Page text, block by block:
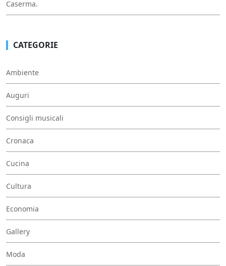
Caserma.
CATEGORIE
Ambiente
Auguri
Consigli musicali
Cronaca
Cucina
Cultura
Economia
Gallery
Moda